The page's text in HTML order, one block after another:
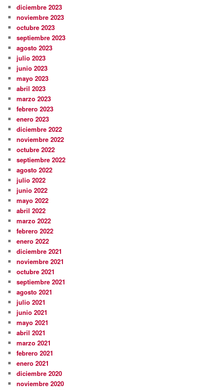
diciembre 2023
noviembre 2023
octubre 2023
septiembre 2023
agosto 2023
julio 2023
junio 2023
mayo 2023
abril 2023
marzo 2023
febrero 2023
enero 2023
diciembre 2022
noviembre 2022
octubre 2022
septiembre 2022
agosto 2022
julio 2022
junio 2022
mayo 2022
abril 2022
marzo 2022
febrero 2022
enero 2022
diciembre 2021
noviembre 2021
octubre 2021
septiembre 2021
agosto 2021
julio 2021
junio 2021
mayo 2021
abril 2021
marzo 2021
febrero 2021
enero 2021
diciembre 2020
noviembre 2020